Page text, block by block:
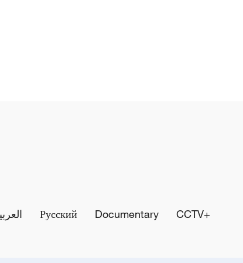
Русский Documentary CCTV+